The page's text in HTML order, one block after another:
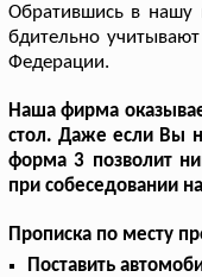
Обратившись в нашу
бдительно
Федерации.
Наша фирма
стол. Даже если Вы
форма 3 позволит
при собеседовании
Прописка по месту
Поставить